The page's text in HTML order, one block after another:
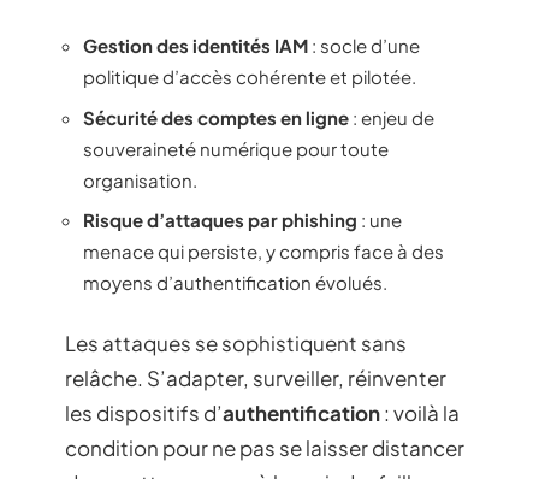
Gestion des identités IAM : socle d’une
politique d’accès cohérente et pilotée.
Sécurité des comptes en ligne : enjeu de
souveraineté numérique pour toute
organisation.
Risque d’attaques par phishing : une
menace qui persiste, y compris face à des
moyens d’authentification évolués.
Les attaques se sophistiquent sans
relâche. S’adapter, surveiller, réinventer
les dispositifs d’authentification: voilà la
condition pour ne pas se laisser distancer